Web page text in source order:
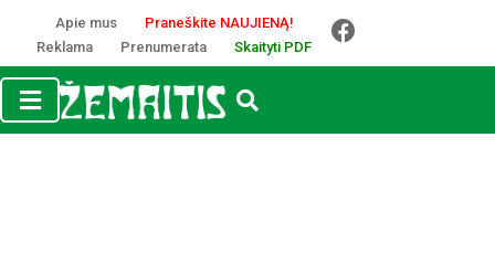
Apie mus
Praneškite NAUJIENĄ!
Reklama
Prenumerata Skaityti PDF